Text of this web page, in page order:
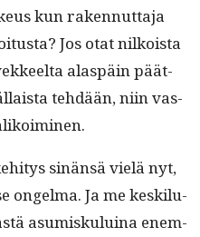
kun raken­nut­ta­ja
Jos otat nilkoista
alaspäin päät­
tehdään, niin vas­
sinän­sä vielä nyt,
ongel­ma. Ja me keskilu­
asumisku­luina enem­